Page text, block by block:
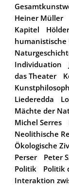
Heiner Müller
Kapitel
humanistische
Individuation
das Theater
Liederedda
Mächte der
Michel Serres
Neolithische
Ökologische
Perser
Peter
Politik
Politik
Interaktion